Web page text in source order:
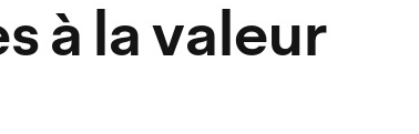
à la valeur